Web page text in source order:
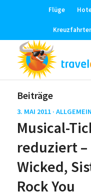
Flüge
Beiträge
3. MAI 2011 · ALLGEMEIN
Musical-
reduziert –
Wicked,
Rock You